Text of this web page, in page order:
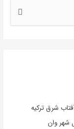
شرق ترکیه